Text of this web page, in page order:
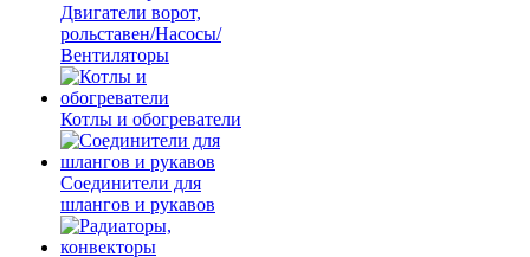
Двигатели ворот,
рольставен/Насосы/
Вентиляторы
Котлы и обогреватели
Соединители для
шлангов и рукавов